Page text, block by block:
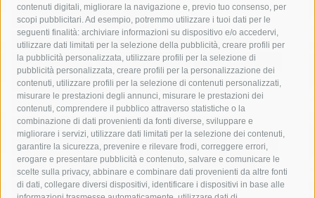
contenuti digitali, migliorare la navigazione e, previo tuo consenso, per
scopi pubblicitari. Ad esempio, potremmo utilizzare i tuoi dati per le
seguenti finalità: archiviare informazioni su dispositivo e/o accedervi,
utilizzare dati limitati per la selezione della pubblicità, creare profili per
la pubblicità personalizzata, utilizzare profili per la selezione di
pubblicità personalizzata, creare profili per la personalizzazione dei
contenuti, utilizzare profili per la selezione di contenuti personalizzati,
misurare le prestazioni degli annunci, misurare le prestazioni dei
contenuti, comprendere il pubblico attraverso statistiche o la
combinazione di dati provenienti da fonti diverse, sviluppare e
migliorare i servizi, utilizzare dati limitati per la selezione dei contenuti,
garantire la sicurezza, prevenire e rilevare frodi, correggere errori,
erogare e presentare pubblicità e contenuto, salvare e comunicare le
scelte sulla privacy, abbinare e combinare dati provenienti da altre fonti
di dati, collegare diversi dispositivi, identificare i dispositivi in base alle
acqua allerta meteo
anas
area marina protetta di punta campanella
arresto
Asl Napoli 3 sud
capitaneria di porto capri
carabinieri
castellammare di stabia
circumvesuviana
comune di sorrento
concerto
contagi
costiera amalfitana
covid-19 eav
elezioni
fondazione sorrento
gori guardia costiera
incidente
lavori
lorenzo balducelli mare
massa lubrense
massimo coppola
Meta napoli ordinanza